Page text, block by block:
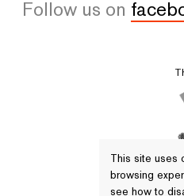
Follow us on
This site uses
browsing
see how to